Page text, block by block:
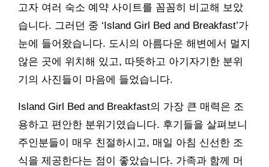
고자 여러 숙소 예약 사이트를 꼼꼼히 비교해 보았
습니다. 그러던 중 ‘Island Girl Bed and Breakfast’가
눈에 들어왔습니다. 도시의 아름다운 해변에서 멀지
않은 곳에 위치해 있고, 따뜻하고 아기자기한 분위
기의 사진들이 마음에 들었습니다.
Island Girl Bed and Breakfast의 가장 큰 매력은 조
용하고 편안한 분위기였습니다. 후기들을 살펴보니
주인분들이 매우 친절하시고, 매일 아침 신선한 조
식을 제공한다는 점이 좋았습니다. 가족과 함께 머